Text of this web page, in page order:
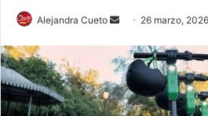
Alejandra Cueto
Send
email
26 marzo, 2026